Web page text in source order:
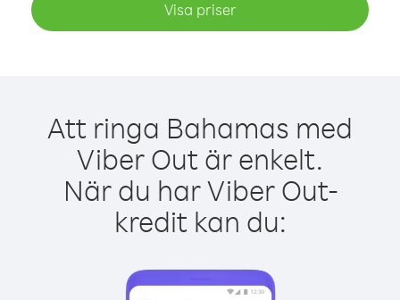
Visa priser
Att ringa Bahamas med
Viber Out är enkelt.
När du har Viber Out-
kredit kan du: